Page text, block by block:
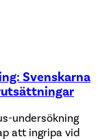
Svenskarna
undersökning
att ingripa vid